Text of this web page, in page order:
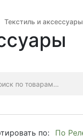
Текстиль и аксессуары
по: